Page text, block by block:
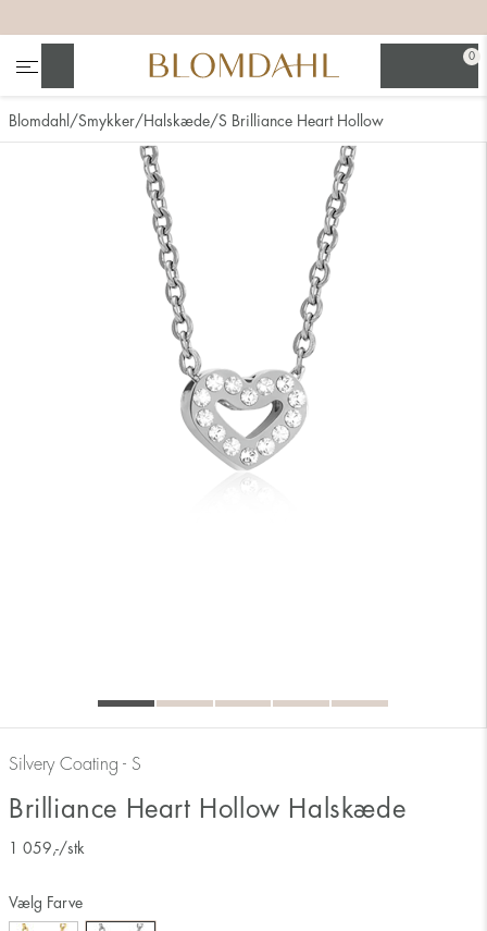
0
Se alt
Blomdahl Smykker Halskæde S Brilliance Heart Hollow
Silvery Coating - S
Brilliance Heart Hollow Halskæde
1 059 ,-/stk
Vælg Farve